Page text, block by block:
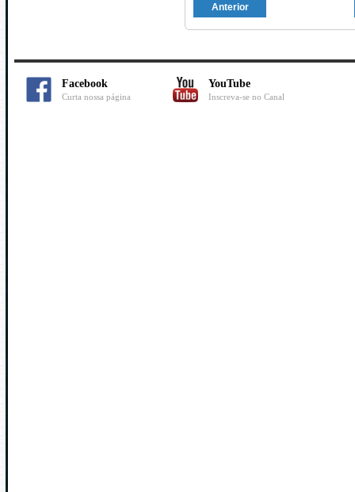
Anterior
Facebook
Curta nossa página
YouTube
Inscreva-se no Canal